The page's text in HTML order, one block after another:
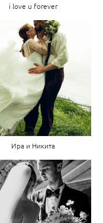
i love u forever
Ира и Никита